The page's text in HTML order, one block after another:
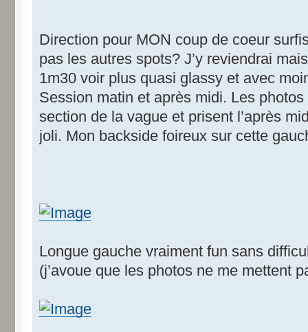
Direction pour MON coup de coeur
pas les autres spots? J’y reviendrai
1m30 voir plus quasi glassy et avec
Session matin et après midi. Les
section de la vague et prisent l’après
joli. Mon backside foireux sur cette
Longue gauche vraiment fun sans
(j’avoue que les photos ne me mettent